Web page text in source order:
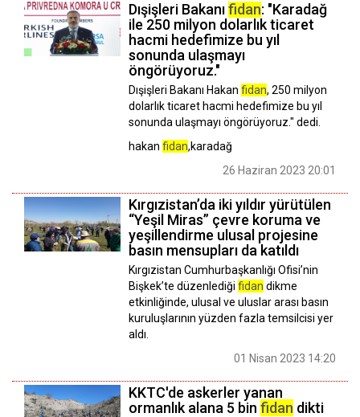
Dışişleri Bakanıfidan: "Karadağ
ile 250 milyon dolarlık ticaret
hacmi hedefimize bu yıl
sonunda ulaşmayı
öngörüyoruz."
Dışişleri Bakanı Hakan fidan, 250 milyon
dolarlık ticaret hacmi hedefimize bu yıl
sonunda ulaşmayı öngörüyoruz." dedi.
hakan fidan,karadağ
26 Haziran 2023 20:01
Kırgızistan’da iki yıldır yürütülen
“Yeşil Miras” çevre koruma ve
yeşillendirme ulusal projesine
basın mensupları da katıldı
Kırgızistan Cumhurbaşkanlığı Ofisi’nin
Bişkek’te düzenlediği fidan dikme
etkinliğinde, ulusal ve uluslar arası basın
kuruluşlarının yüzden fazla temsilcisi yer
aldı.
01 Nisan 2023 14:20
KKTC'de askerler yanan
ormanlık alana 5 bin fidan dikti